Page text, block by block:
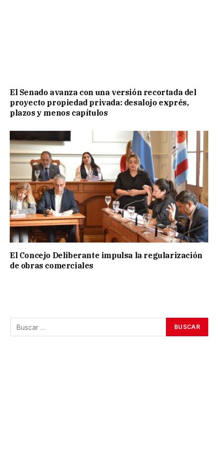
El Senado avanza con una versión recortada del
proyecto propiedad privada: desalojo exprés,
plazos y menos capítulos
El Concejo Deliberante impulsa la regularización
de obras comerciales